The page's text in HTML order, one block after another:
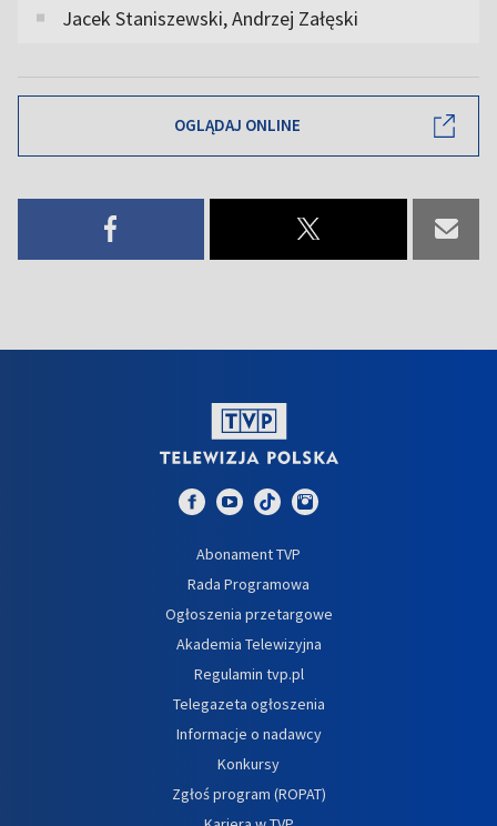
Jacek Staniszewski, Andrzej Załęski
OGLĄDAJ ONLINE
Abonament TVP
Rada Programowa
Ogłoszenia przetargowe
Akademia Telewizyjna
Regulamin tvp.pl
Telegazeta ogłoszenia
Informacje o nadawcy
Konkursy
Zgłoś program (ROPAT)